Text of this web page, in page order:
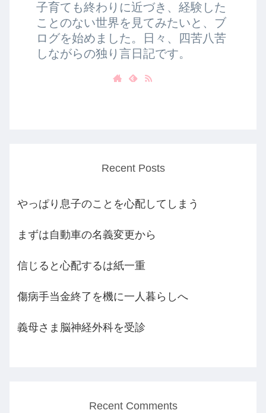
子育ても終わりに近づき、経験した
ことのない世界を見てみたいと、ブ
ログを始めました。日々、四苦八苦
しながらの独り言日記です。
Recent Posts
やっぱり息子のことを心配してしまう
まずは自動車の名義変更から
信じると心配するは紙一重
傷病手当金終了を機に一人暮らしへ
義母さま脳神経外科を受診
Recent Comments